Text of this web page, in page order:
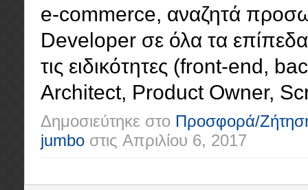
e-commerce, αναζητά
Developer σε όλα τα
τις ειδικότητες (front-end,
Architect, Product Owner,
Δημοσιεύτηκε στο Προσφορά/
jumbo στις Απριλίου 6, 2017